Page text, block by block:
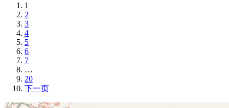
1
2
3
4
5
6
7
…
20
下一页